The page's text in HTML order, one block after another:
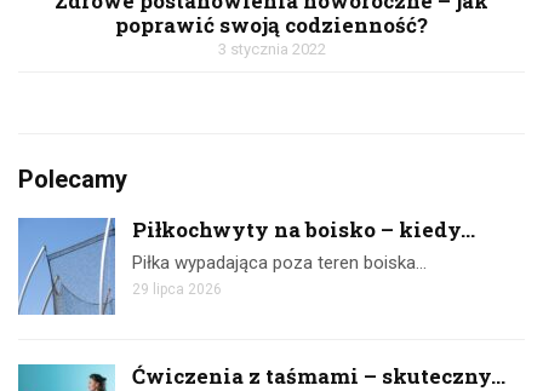
poprawić swoją codzienność?
3 stycznia 2022
Polecamy
Piłkochwyty na boisko – kiedy...
Piłka wypadająca poza teren boiska…
29 lipca 2026
Ćwiczenia z taśmami – skuteczny...